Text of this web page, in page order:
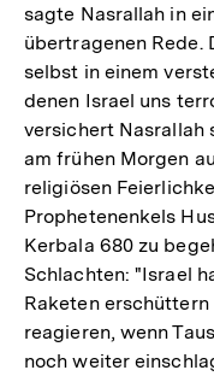
sagte Nasrallah in
übertragenen Rede.
selbst in einem
denen Israel uns
versichert Nasrallah
am frühen Morgen
religiösen
Prophetenenkels
Kerbala 680 zu
Schlachten: "Israel
Raketen
reagieren, wenn
noch weiter